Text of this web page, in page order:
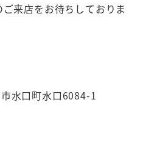
来店をお待ちしておりま
水口町水口6084-1